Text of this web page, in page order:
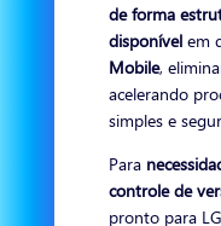
de forma
disponívelem
Mobile,
acelerando
simples e
Para
controle de
pronto para